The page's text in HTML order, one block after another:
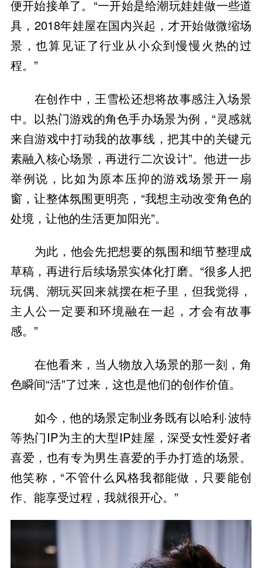
便开始接单了。“一开始是给潮玩娃娃做一些道
具，2018年娃屋在国内兴起，才开始做微缩场
景，也算见证了行业从小众到慢慢火热的过
程。”
在创作中，王雪松还想将故事感注入场景
中。以热门游戏的角色手办场景为例，“灵感就
来自游戏中打动我的故事线，把其中的关键元
素融入核心场景，再进行二次设计”。他进一步
举例说，比如为原本压抑的游戏场景开一扇
窗，让整体氛围更明亮，“我想主动改变角色的
处境，让他的生活更加阳光”。
为此，他会先把想要的氛围和细节整理成
草稿，再进行后续场景实体化打磨。“很多人把
玩偶、潮玩买回来就摆在柜子里，但我觉得，
主人公一定要和环境融在一起，才会有故事
感。”
在他看来，当人物放入场景的那一刻，角
色瞬间“活”了过来，这也是他们的创作价值。
如今，他的场景定制业务既有以哈利·波特
等热门IP为主的大型IP娃屋，深受女性爱好者
喜爱，也有专为男生喜爱的手办打造的场景。
他笑称，“不管什么风格我都能做，只要能创
作、能享受过程，我就很开心。”